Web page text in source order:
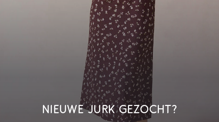
NIEUWE JURK GEZOCHT?